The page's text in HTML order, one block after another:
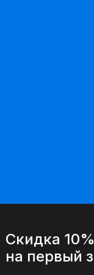
Скидка 10%
на первый